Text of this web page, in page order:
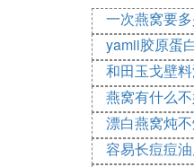
一次燕窝要
yamii胶原蛋
和田玉戈壁
燕窝有什么
漂白燕窝炖
容易长痘痘